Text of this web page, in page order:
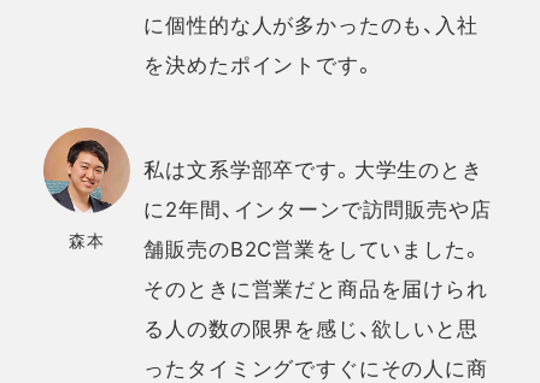
に個性的な人が多かったのも、入社
を決めたポイントです。
森本
私は文系学部卒です。大学生のとき
に2年間、インターンで訪問販売や店
舗販売のB2C営業をしていました。
そのときに営業だと商品を届けられ
る人の数の限界を感じ、欲しいと思
ったタイミングですぐにその人に商